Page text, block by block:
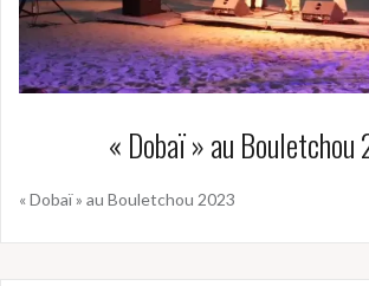
« Dobaï » au
« Dobaï » au Bouletchou 2023